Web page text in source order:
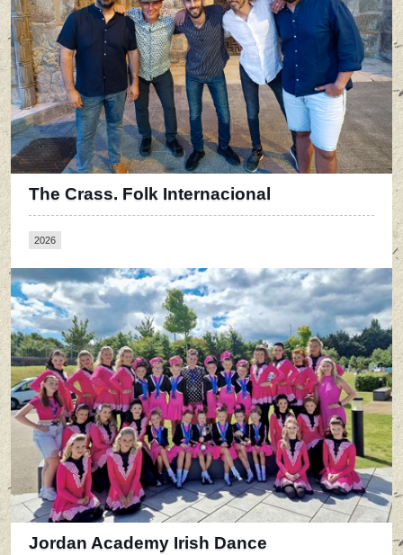
The Crass. Folk Internacional
2026
Jordan Academy Irish Dance